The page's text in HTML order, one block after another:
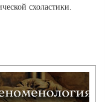
схоластики.